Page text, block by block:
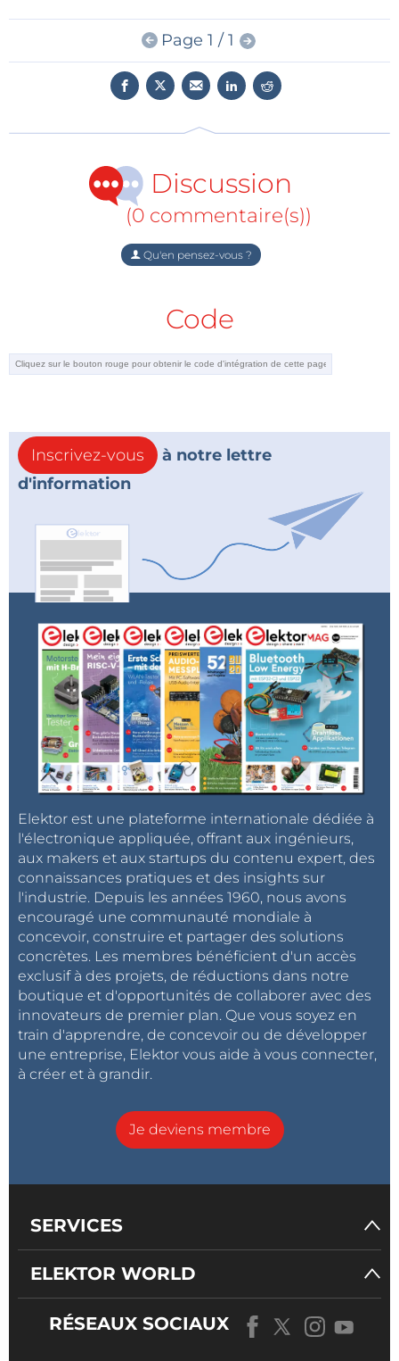
d’accès Wi-Fi aux recoins de l’espace.
Page 1 / 1
Discussion
(0 commentaire(s))
Qu'en pensez-vous ?
Code
Inscrivez-vous
à notre lettre
d'information
Elektor est une plateforme internationale dédiée à
l'électronique appliquée, offrant aux ingénieurs,
aux makers et aux startups du contenu expert, des
connaissances pratiques et des insights sur
l'industrie. Depuis les années 1960, nous avons
encouragé une communauté mondiale à
concevoir, construire et partager des solutions
concrètes. Les membres bénéficient d'un accès
exclusif à des projets, de réductions dans notre
boutique et d'opportunités de collaborer avec des
innovateurs de premier plan. Que vous soyez en
train d'apprendre, de concevoir ou de développer
une entreprise, Elektor vous aide à vous connecter,
à créer et à grandir.
Je deviens membre
SERVICES
ELEKTOR WORLD
RÉSEAUX SOCIAUX